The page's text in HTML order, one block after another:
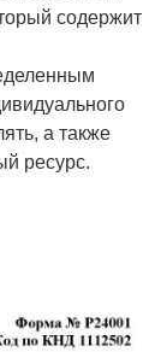
содержит
а также
ресурс.